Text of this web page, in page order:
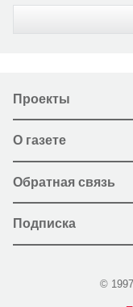
Проекты
О газете
Обратная связь
Подписка
©